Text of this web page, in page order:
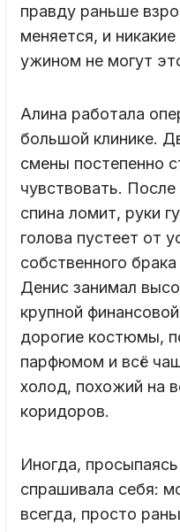
правду раньше
меняется, и
ужином не могут
Алина работала
большой клинике.
смены постепенно
чувствовать. После
спина ломит, руки
голова пустеет от
собственного
Денис занимал
крупной
дорогие костюмы,
парфюмом и всё
холод, похожий на
коридоров.
Иногда,
спрашивала себя:
всегда, просто